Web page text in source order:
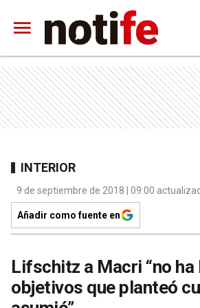
INTERIOR
9 de septiembre de 2018 | 09:00
Añadir como fuente en
Lifschitz a Macri “no
objetivos que planteó